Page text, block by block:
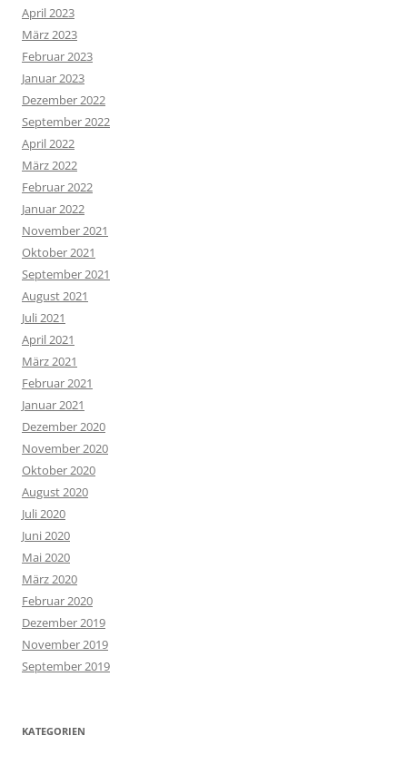
April 2023
März 2023
Februar 2023
Januar 2023
Dezember 2022
September 2022
April 2022
März 2022
Februar 2022
Januar 2022
November 2021
Oktober 2021
September 2021
August 2021
Juli 2021
April 2021
März 2021
Februar 2021
Januar 2021
Dezember 2020
November 2020
Oktober 2020
August 2020
Juli 2020
Juni 2020
Mai 2020
März 2020
Februar 2020
Dezember 2019
November 2019
September 2019
KATEGORIEN